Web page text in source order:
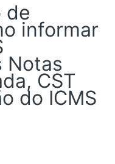
de
informar
Notas
CST
do ICMS